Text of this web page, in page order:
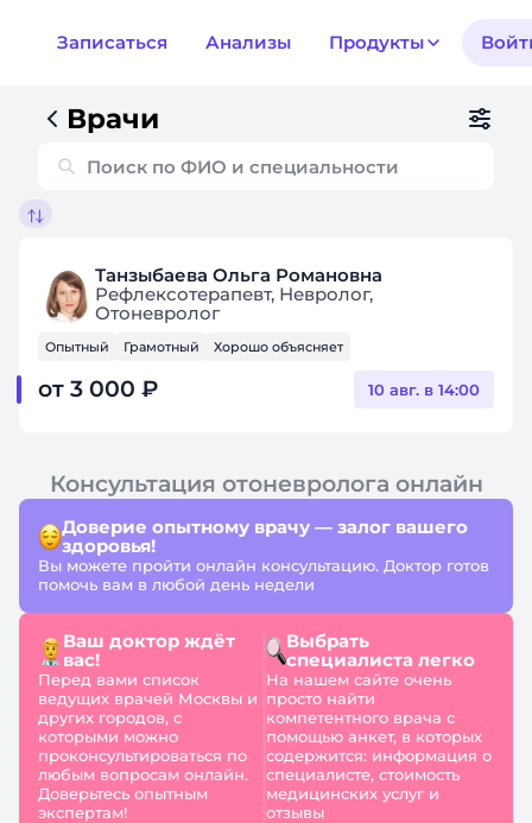
Записаться Анализы Продукты
Врачи
Танзыбаева Ольга Романовна
Рефлексотерапевт, Невролог,
Отоневролог
Опытный Грамотный Хорошо объясняет
от 3 000 ₽ 10 авг. в 14:00
Консультация отоневролога онлайн
Доверие опытному врачу — залог вашего
здоровья!
Вы можете пройти онлайн консультацию. Доктор готов
помочь вам в любой день недели
Ваш доктор ждёт
вас!
Перед вами список
ведущих врачей Москвы и
других городов, с
которыми можно
проконсультироваться по
любым вопросам онлайн.
Доверьтесь опытным
экспертам!
Выбрать
специалиста легко
На нашем сайте очень
просто найти
компетентного врача с
помощью анкет, в которых
содержится: информация о
специалисте, стоимость
медицинских услуг и
отзывы